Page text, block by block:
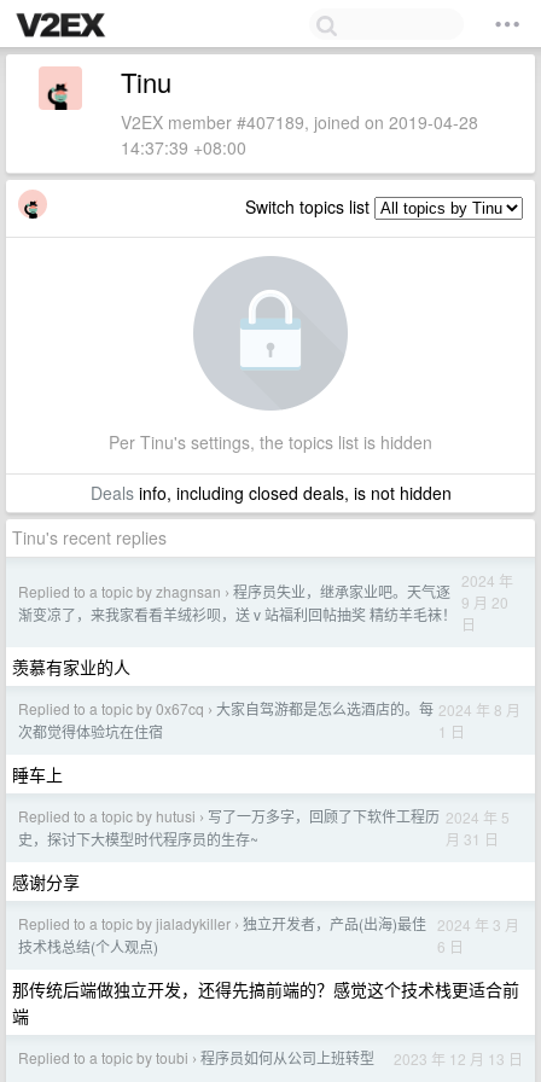
Tinu
V2EX member #407189, joined on 2019-04-28
14:37:39 +08:00
Switch topics list
Per Tinu's settings, the topics list is hidden
Dealsinfo, including closed deals, is not hidden
Tinu's recent replies
Replied to a topic by zhagnsan › 程序员失业，继承家业吧。天气逐
渐变凉了，来我家看看羊绒衫呗，送 v 站福利回帖抽奖 精纺羊毛袜！
2024 年
9 月 20
日
羡慕有家业的人
Replied to a topic by 0x67cq › 大家自驾游都是怎么选酒店的。每
次都觉得体验坑在住宿
2024 年 8 月
1 日
睡车上
Replied to a topic by hutusi › 写了一万多字，回顾了下软件工程历
史，探讨下大模型时代程序员的生存~
2024 年 5
月 31 日
感谢分享
Replied to a topic by jialadykiller › 独立开发者，产品(出海)最佳
技术栈总结(个人观点)
2024 年 3 月
6 日
那传统后端做独立开发，还得先搞前端的？感觉这个技术栈更适合前
端
Replied to a topic by toubi › 程序员如何从公司上班转型 2023 年 12 月 13 日